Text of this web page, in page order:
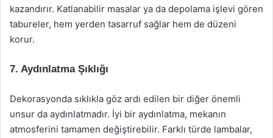
kazandırır. Katlanabilir masalar ya da depolama işlevi gören
tabureler, hem yerden tasarruf sağlar hem de düzeni
korur.
7. Aydınlatma Şıklığı
Dekorasyonda sıklıkla göz ardı edilen bir diğer önemli
unsur da aydınlatmadır. İyi bir aydınlatma, mekanın
atmosferini tamamen değiştirebilir. Farklı türde lambalar,